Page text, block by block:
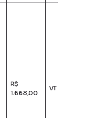
R$
1.668,00
VT + VA